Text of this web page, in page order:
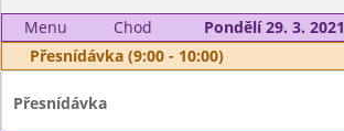
Menu Chod
Pondělí 29. 3. 2021
Přesnídávka (9:00 - 10:00)
Přesnídávka